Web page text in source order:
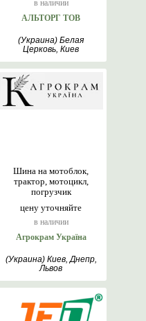
в наличии
АЛЬТОРГ ТОВ
(Украина) Белая
Церковь, Киев
цену уточняйте
в наличии
Шина на мотоблок,
трактор, мотоцикл,
погрузчик
Агрокрам Україна
(Украина) Киев, Днепр,
Львов